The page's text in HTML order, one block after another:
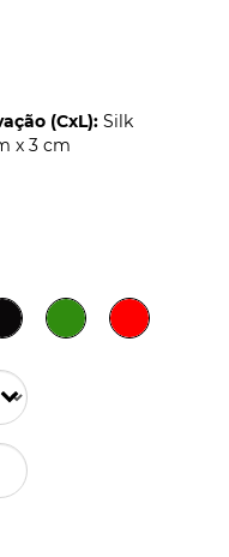
(CxL): Silk
x 3 cm